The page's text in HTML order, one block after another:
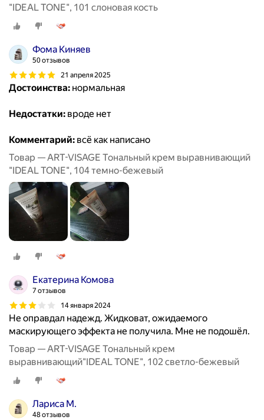
"IDEAL TONE", 101 слоновая кость
Фома Киняев
50 отзывов
21 апреля 2025
Достоинства: нормальная
Недостатки: вроде нет
Комментарий: всё как написано
Товар — ART-VISAGE Тональный крем выравнивающий
"IDEAL TONE", 104 темно-бежевый
Екатерина Комова
7 отзывов
14 января 2024
Не оправдал надежд. Жидковат, ожидаемого
маскирующего эффекта не получила. Мне не подошёл.
Товар — ART-VISAGE Тональный крем
выравнивающий"IDEAL TONE", 102 светло-бежевый
Лариса М.
48 отзывов